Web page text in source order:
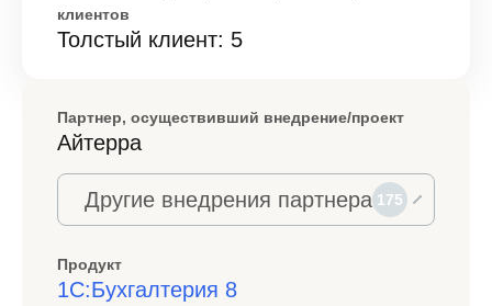
клиентов
Толстый клиент: 5
Партнер, осуществивший внедрение/проект
Айтерра
Другие внедрения партнера 175
Продукт
1С:Бухгалтерия 8